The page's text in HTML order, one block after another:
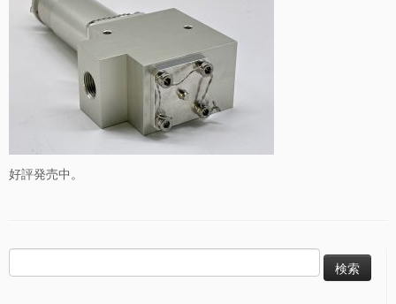
好評発売中。
索: